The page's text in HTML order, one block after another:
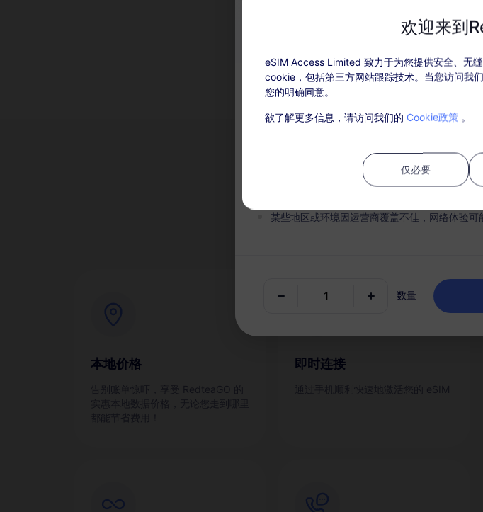
为什么选择
本地价格 即时连接
套餐详情
本服务无需SIM卡，购买后请在30天内激活，
在有效期内，套餐流量使用完毕，则会停止服务
某些地区或环境因运营商覆盖不佳，网络体验可
数量
欢迎来到
eSIM Access Limited 致力于为您提供安全、无
cookie，包括第三方网站跟踪技术。当您访问我
您的明确同意。
欲了解更多信息，请访问我们的 Cookie政策 。
仅必要